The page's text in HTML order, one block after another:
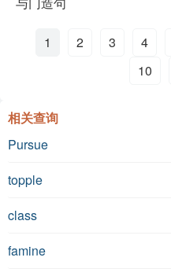
1 2 3 4
10
相关查询
Pursue
topple
class
famine